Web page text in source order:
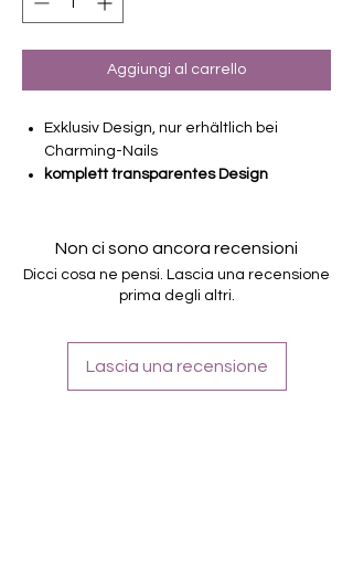
Aggiungi al carrello
Exklusiv Design, nur erhältlich bei
Charming-Nails
komplett transparentes Design
16.5mm)
Für alle Nägel geeignet
Halten bis zu 14 Tage
Non ci sono ancora recensioni
Dicci cosa ne pensi. Lascia una recensione
prima degli altri.
Lascia una recensione